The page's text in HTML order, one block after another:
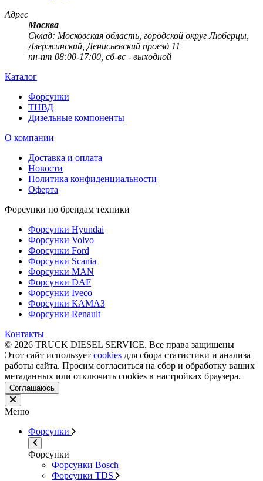
Адрес
Москва
Cклад: Московская область, городской округ Люберцы,
Дзержинский, Денисьевский проезд 11
пн-пт 08:00-17:00, сб-вс - выходной
Каталог
Форсунки
ТНВД
Дизельные компоненты
О компании
Доставка и оплата
Новости
Политика конфиденциальности
Оферта
Форсунки по брендам техники
Форсунки Hyundai
Форсунки Volvo
Форсунки Ford
Форсунки Scania
Форсунки MAN
Форсунки DAF
Форсунки Iveco
Форсунки КАМАЗ
Форсунки Renault
Контакты
© 2026 TRUCK DIESEL SERVICE. Все права защищены
Этот сайт использует cookies для сбора статистики и анализа
работы сайта. Просим согласиться на сбор и обработку ваших
метаданных или отключить cookies в настройках браузера.
Соглашаюсь
Меню
Форсунки
Форсунки
Форсунки Bosch
Форсунки TDS